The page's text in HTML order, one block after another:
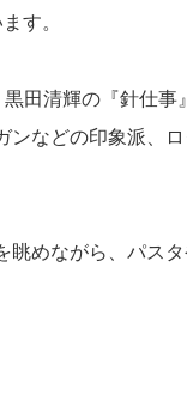
す。
田清輝の『針仕事
などの印象派、
めながら、パス